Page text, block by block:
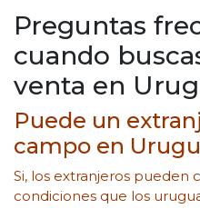
Preguntas
cuando
venta en
Puede un
campo en
Si, los extranjeros
condiciones que los